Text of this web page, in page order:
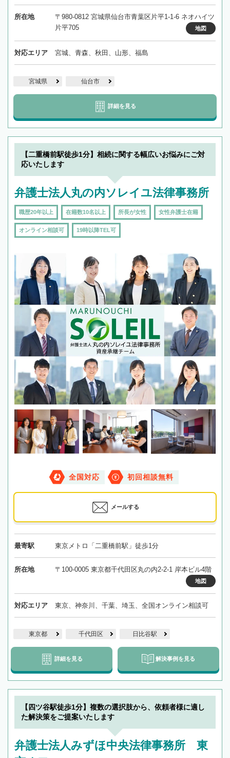
所在地
〒980-0812 宮城県仙台市青葉区片平1-1-6 ネオハイツ
片平705
地図
対応エリア 宮城、青森、秋田、山形、福島
宮城県 仙台市
詳細を見る
【二重橋前駅徒歩1分】相続に関する幅広いお悩みにご対
応いたします
弁護士法人丸の内ソレイユ法律事務所
職歴20年以上 在籍数10名以上 所長が女性 女性弁護士在籍
オンライン相談可 19時以降TEL可
全国対応 初回相談無料
メールする
最寄駅 東京メトロ「二重橋前駅」徒歩1分
所在地 〒100-0005 東京都千代田区丸の内2-2-1 岸本ビル4階
地図
対応エリア 東京、神奈川、千葉、埼玉、全国オンライン相談可
東京都 千代田区 日比谷駅
詳細を見る 解決事例を見る
【四ツ谷駅徒歩1分】複数の選択肢から、依頼者様に適し
た解決策をご提案いたします
弁護士法人みずほ中央法律事務所 東